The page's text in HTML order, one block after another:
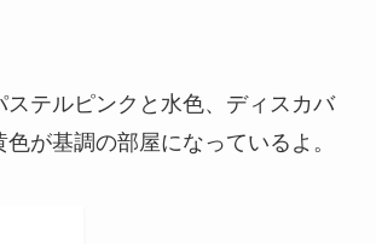
ステルピンクと水色、ディスカバ
色が基調の部屋になっているよ。